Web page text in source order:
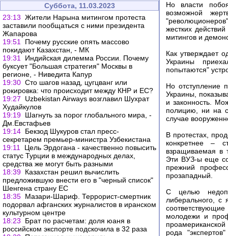
Суббота, 11.03.2023
23:13 Жители Нарына митингом протеста
заставили пообщаться с ними президента
Жапарова
19:51
Почему русские опять массово
покидают Казахстан, - МК
19:31
Индийская дилемма России. Почему
буксует "Большая стратегия" Москвы в
регионе, - Ниведита Капур
19:30 Сто шагов назад, цугцванг или
рокировка: что происходит между КНР и ЕС?
19:27
Uzbekistan Airways возглавил Шухрат
Худайкулов
19:19 Шагнуть за порог глобального мира, -
Дм.Евстафьев
19:14 Бекзод Шукуров стал пресс-
секретарем премьер-министра Узбекистана
19:11
Цель Эрдогана - качественно повысить
статус Турции в международных делах,
средства же могут быть разными
18:39 Казахстан решил вычислить
предложившую внести его в "черный список"
Шенгена страну ЕС
18:35 Мазари-Шариф. Террорист-смертник
подорвал афганских журналистов в иранском
культурном центре
18:23
Брат по расчетам: доля юаня в
российском экспорте подскочила в 32 раза
Но власти
возможной
жестких
митингов и
Как утверждает
Украины
попытаются"
Но отступление
Украины,
и законность.
полицию, ни на
случае
В протестах,
конкретнее –
взращиваемая в
Эти ВУЗ-ы еще
прежний
прозападный.
С целью
либерального,
молодежи и
рода